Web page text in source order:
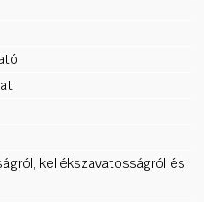
kellékszavatosságról és